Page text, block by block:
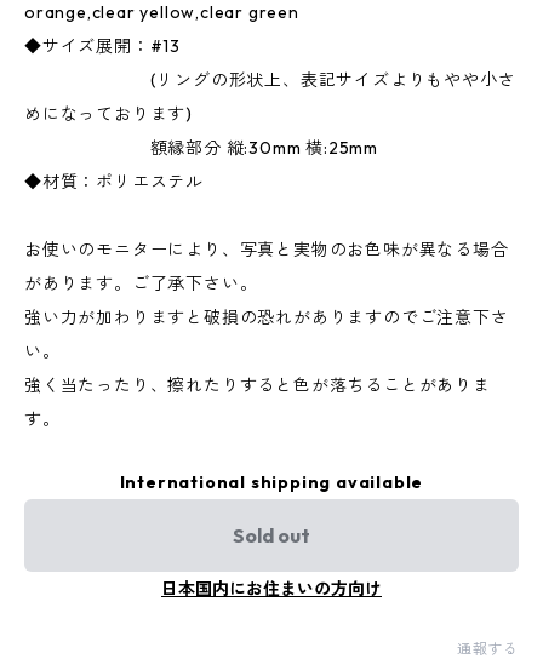
orange,clear yellow,clear green
◆サイズ展開：#13
(リングの形状上、表記サイズよりもやや小さ
めになっております)
額縁部分 縦:30mm 横:25mm
◆材質：ポリエステル
お使いのモニターにより、写真と実物のお色味が異なる場合
があります。ご了承下さい。
強い力が加わりますと破損の恐れがありますのでご注意下さ
い。
強く当たったり、擦れたりすると色が落ちることがありま
す。
International shipping available
Sold out
日本国内にお住まいの方向け
通報する